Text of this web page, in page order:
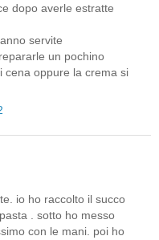
dopo averle estratte
servite
un pochino
cena oppure la crema si
io ho raccolto il succo
. sotto ho messo
con le mani. poi ho